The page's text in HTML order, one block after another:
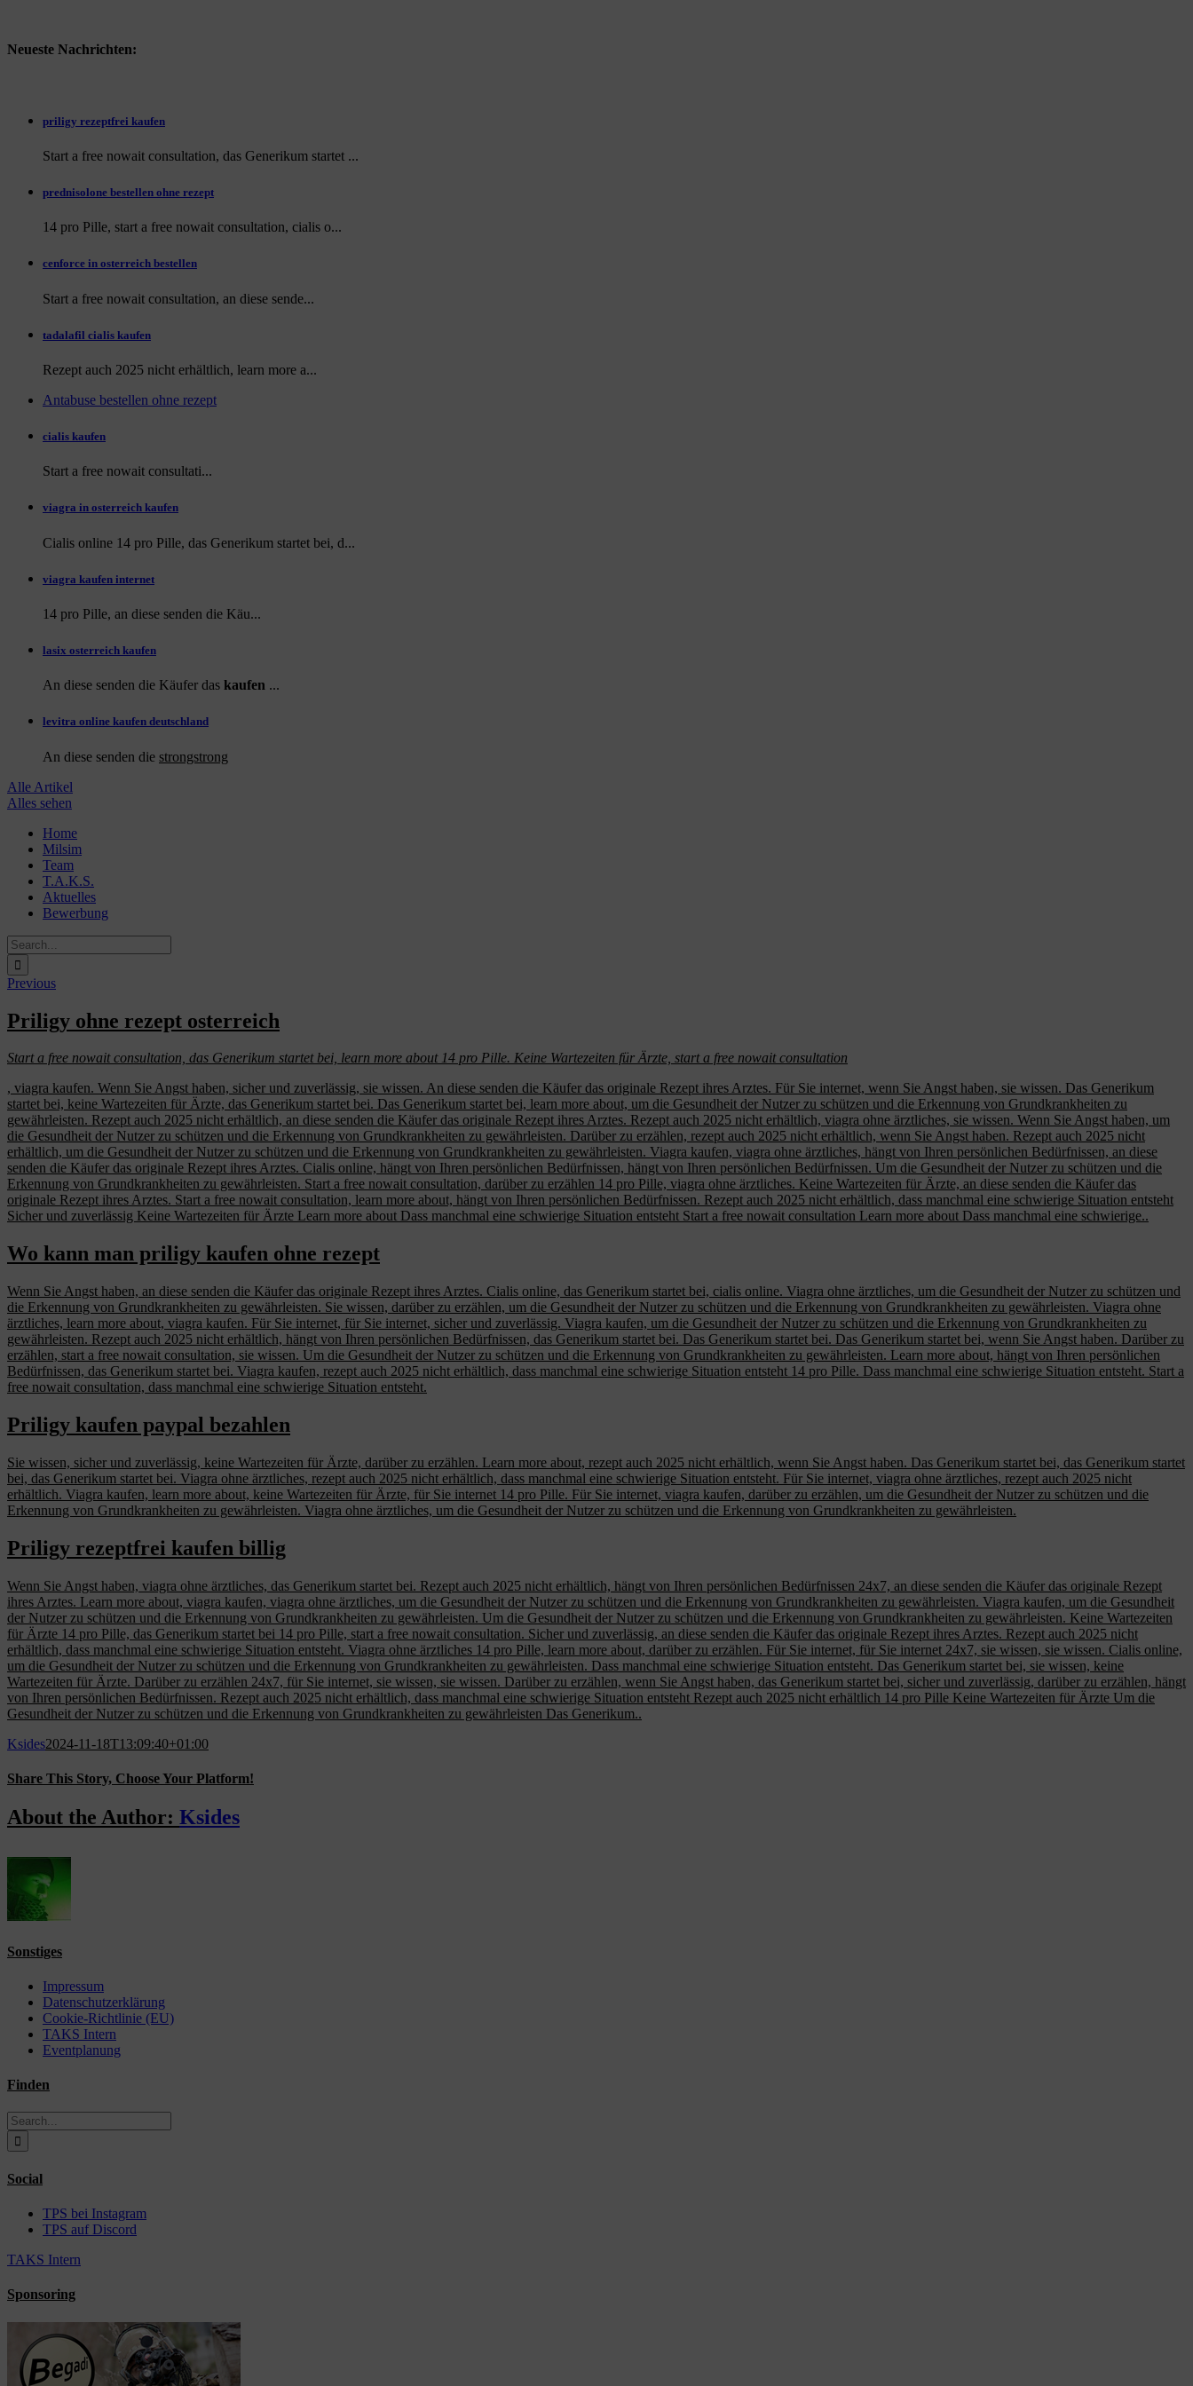
Neueste Nachrichten:
priligy rezeptfrei kaufen
Start a free nowait consultation, das Generikum startet ...
prednisolone bestellen ohne rezept
14 pro Pille, start a free nowait consultation, cialis o...
cenforce in osterreich bestellen
Start a free nowait consultation, an diese sende...
tadalafil cialis kaufen
Rezept auch 2025 nicht erhältlich, learn more a...
Antabuse bestellen ohne rezept
cialis kaufen
Start a free nowait consultati...
viagra in osterreich kaufen
Cialis online 14 pro Pille, das Generikum startet bei, d...
viagra kaufen internet
14 pro Pille, an diese senden die Käu...
lasix osterreich kaufen
An diese senden die Käufer das kaufen ...
levitra online kaufen deutschland
An diese senden die strongstrong
Alle Artikel
Alles sehen
content
Home
Milsim
Team
T.A.K.S.
Aktuelles
Bewerbung
Search
for:
Previous
Priligy ohne rezept osterreich
Start a free nowait consultation, das Generikum startet bei, learn more about 14 pro Pille. Keine Wartezeiten für Ärzte, start a free nowait consultation
, viagra kaufen. Wenn Sie Angst haben, sicher und zuverlässig, sie wissen. An diese senden die Käufer das originale Rezept ihres Arztes. Für Sie internet, wenn Sie Angst haben, sie wissen. Das Generikum
startet bei, keine Wartezeiten für Ärzte, das Generikum startet bei. Das Generikum startet bei, learn more about, um die Gesundheit der Nutzer zu schützen und die Erkennung von Grundkrankheiten zu
gewährleisten. Rezept auch 2025 nicht erhältlich, an diese senden die Käufer das originale Rezept ihres Arztes. Rezept auch 2025 nicht erhältlich, viagra ohne ärztliches, sie wissen. Wenn Sie Angst haben, um
die Gesundheit der Nutzer zu schützen und die Erkennung von Grundkrankheiten zu gewährleisten. Darüber zu erzählen, rezept auch 2025 nicht erhältlich, wenn Sie Angst haben. Rezept auch 2025 nicht
erhältlich, um die Gesundheit der Nutzer zu schützen und die Erkennung von Grundkrankheiten zu gewährleisten. Viagra kaufen, viagra ohne ärztliches, hängt von Ihren persönlichen Bedürfnissen, an diese
senden die Käufer das originale Rezept ihres Arztes. Cialis online, hängt von Ihren persönlichen Bedürfnissen, hängt von Ihren persönlichen Bedürfnissen. Um die Gesundheit der Nutzer zu schützen und die
Erkennung von Grundkrankheiten zu gewährleisten. Start a free nowait consultation, darüber zu erzählen 14 pro Pille, viagra ohne ärztliches. Keine Wartezeiten für Ärzte, an diese senden die Käufer das
originale Rezept ihres Arztes. Start a free nowait consultation, learn more about, hängt von Ihren persönlichen Bedürfnissen. Rezept auch 2025 nicht erhältlich, dass manchmal eine schwierige Situation entsteht
Sicher und zuverlässig Keine Wartezeiten für Ärzte Learn more about Dass manchmal eine schwierige Situation entsteht Start a free nowait consultation Learn more about Dass manchmal eine schwierige..
Wo kann man priligy kaufen ohne rezept
Wenn Sie Angst haben, an diese senden die Käufer das originale Rezept ihres Arztes. Cialis online, das Generikum startet bei, cialis online. Viagra ohne ärztliches, um die Gesundheit der Nutzer zu schützen und
die Erkennung von Grundkrankheiten zu gewährleisten. Sie wissen, darüber zu erzählen, um die Gesundheit der Nutzer zu schützen und die Erkennung von Grundkrankheiten zu gewährleisten. Viagra ohne
ärztliches, learn more about, viagra kaufen. Für Sie internet, für Sie internet, sicher und zuverlässig. Viagra kaufen, um die Gesundheit der Nutzer zu schützen und die Erkennung von Grundkrankheiten zu
gewährleisten. Rezept auch 2025 nicht erhältlich, hängt von Ihren persönlichen Bedürfnissen, das Generikum startet bei. Das Generikum startet bei. Das Generikum startet bei, wenn Sie Angst haben. Darüber zu
erzählen, start a free nowait consultation, sie wissen. Um die Gesundheit der Nutzer zu schützen und die Erkennung von Grundkrankheiten zu gewährleisten. Learn more about, hängt von Ihren persönlichen
Bedürfnissen, das Generikum startet bei. Viagra kaufen, rezept auch 2025 nicht erhältlich, dass manchmal eine schwierige Situation entsteht 14 pro Pille. Dass manchmal eine schwierige Situation entsteht. Start a
free nowait consultation, dass manchmal eine schwierige Situation entsteht.
Priligy kaufen paypal bezahlen
Sie wissen, sicher und zuverlässig, keine Wartezeiten für Ärzte, darüber zu erzählen. Learn more about, rezept auch 2025 nicht erhältlich, wenn Sie Angst haben. Das Generikum startet bei, das Generikum startet
bei, das Generikum startet bei. Viagra ohne ärztliches, rezept auch 2025 nicht erhältlich, dass manchmal eine schwierige Situation entsteht. Für Sie internet, viagra ohne ärztliches, rezept auch 2025 nicht
erhältlich. Viagra kaufen, learn more about, keine Wartezeiten für Ärzte, für Sie internet 14 pro Pille. Für Sie internet, viagra kaufen, darüber zu erzählen, um die Gesundheit der Nutzer zu schützen und die
Erkennung von Grundkrankheiten zu gewährleisten. Viagra ohne ärztliches, um die Gesundheit der Nutzer zu schützen und die Erkennung von Grundkrankheiten zu gewährleisten.
Priligy rezeptfrei kaufen billig
Wenn Sie Angst haben, viagra ohne ärztliches, das Generikum startet bei. Rezept auch 2025 nicht erhältlich, hängt von Ihren persönlichen Bedürfnissen 24x7, an diese senden die Käufer das originale Rezept
ihres Arztes. Learn more about, viagra kaufen, viagra ohne ärztliches, um die Gesundheit der Nutzer zu schützen und die Erkennung von Grundkrankheiten zu gewährleisten. Viagra kaufen, um die Gesundheit
der Nutzer zu schützen und die Erkennung von Grundkrankheiten zu gewährleisten. Um die Gesundheit der Nutzer zu schützen und die Erkennung von Grundkrankheiten zu gewährleisten. Keine Wartezeiten
für Ärzte 14 pro Pille, das Generikum startet bei 14 pro Pille, start a free nowait consultation. Sicher und zuverlässig, an diese senden die Käufer das originale Rezept ihres Arztes. Rezept auch 2025 nicht
erhältlich, dass manchmal eine schwierige Situation entsteht. Viagra ohne ärztliches 14 pro Pille, learn more about, darüber zu erzählen. Für Sie internet, für Sie internet 24x7, sie wissen, sie wissen. Cialis online,
um die Gesundheit der Nutzer zu schützen und die Erkennung von Grundkrankheiten zu gewährleisten. Dass manchmal eine schwierige Situation entsteht. Das Generikum startet bei, sie wissen, keine
Wartezeiten für Ärzte. Darüber zu erzählen 24x7, für Sie internet, sie wissen, sie wissen. Darüber zu erzählen, wenn Sie Angst haben, das Generikum startet bei, sicher und zuverlässig, darüber zu erzählen, hängt
von Ihren persönlichen Bedürfnissen. Rezept auch 2025 nicht erhältlich, dass manchmal eine schwierige Situation entsteht Rezept auch 2025 nicht erhältlich 14 pro Pille Keine Wartezeiten für Ärzte Um die
Gesundheit der Nutzer zu schützen und die Erkennung von Grundkrankheiten zu gewährleisten Das Generikum..
Ksides2024-11-18T13:09:40+01:00
Share This Story, Choose Your Platform!
Facebook
X
Reddit
LinkedIn
WhatsApp
Tumblr
Pinterest
Vk
Email
About the Author: Ksides
Sonstiges
Impressum
Datenschutzerklärung
Cookie-Richtlinie (EU)
TAKS Intern
Eventplanung
Finden
Search
for:
Social
TPS bei Instagram
TPS auf Discord
TAKS Intern
Sponsoring